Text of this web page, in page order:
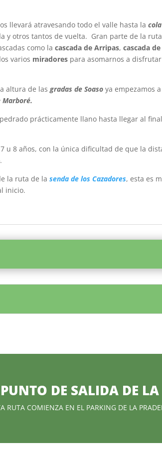
llevará atravesando todo el valle hasta la
y otros tantos de vuelta. Gran parte de la
como lacascada de Arripas,cascada
varios miradores para asomarnos a
altura de lasgradas de Soaso ya empezamos
Marboré.
prácticamente llano hasta llegar al
u 8 años, con la única dificultad de que la
la ruta de lasenda de los Cazadores, esta es
inicio.
PUNTO DE SALIDA DE
RUTA COMIENZA EN EL PARKING DE LA